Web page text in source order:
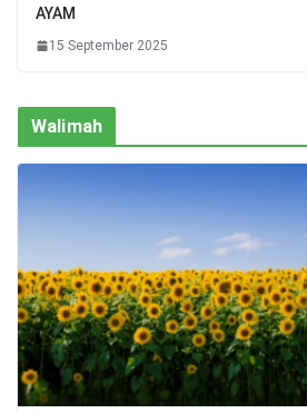
AYAM
15 September 2025
Walimah